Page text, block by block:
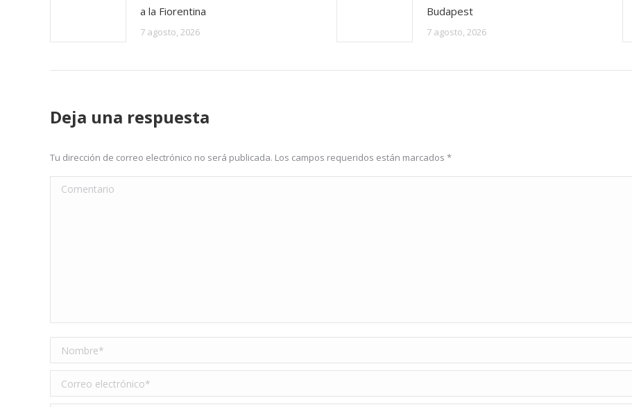
a la Fiorentina
7 agosto, 2026
Budapest
7 agosto, 2026
Deja una respuesta
Tu dirección de correo electrónico no será publicada. Los campos requeridos están marcados *
Comentario
Nombre *
Correo electrónico *